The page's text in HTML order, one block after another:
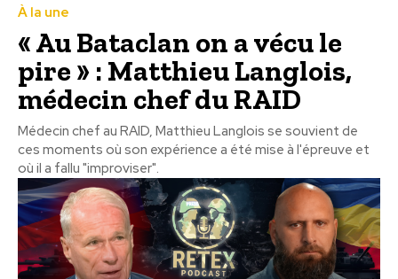
À la une
« Au Bataclan on a vécu le
pire » : Matthieu Langlois,
médecin chef du RAID
Médecin chef au RAID, Matthieu Langlois se souvient de
ces moments où son expérience a été mise à l'épreuve et
où il a fallu "improviser".